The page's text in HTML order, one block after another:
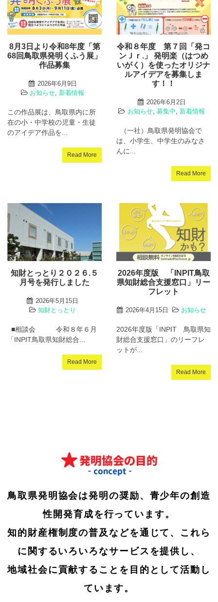
8月3日より令和8年度「第
68回鳥取県発明くふう展」
作品募集
2026年6月9日
お知らせ 新着情報
この作品展は、鳥取県内に所
在の小・中学校の児童・生徒
のアイデア作品を...
Read More
令和８年度 第７回「発コ
ンＪｒ.」 発明楽（はつめ
いがく）を使ったオリジナ
ルアイデアを募集しま
す！！
2026年6月2日
お知らせ, 募集中 新着情報
（一社）鳥取県発明協会で
は、小学生、中学生のみなさ
んに...
Read More
知財とっとり２０２６.５
月号を発行しました
2026年5月15日
知財とっとり
■相談会 令和８年６月
「INPIT鳥取県知財総合...
Read More
2026年度版 「INPIT鳥取
県知財総合支援窓口」リー
フレット
2026年4月15日 お知らせ
2026年度版「INPIT 鳥取県知
財総合支援窓口」のリーフレ
ットが...
Read More
鳥取県発明協会は発明の奨励、青少年の創造
性開発育成を行っています。
知的財産権制度の普及などを通じて、これら
に関するいろいろなサービスを提供し、
地域社会に貢献することを目的として活動し
ています。